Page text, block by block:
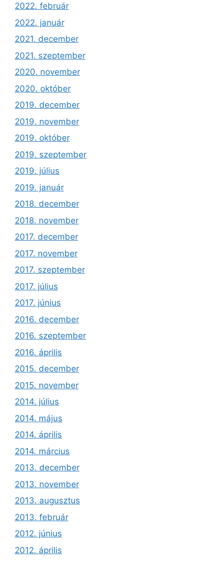
2022. február
2022. január
2021. december
2021. szeptember
2020. november
2020. október
2019. december
2019. november
2019. október
2019. szeptember
2019. július
2019. január
2018. december
2018. november
2017. december
2017. november
2017. szeptember
2017. július
2017. június
2016. december
2016. szeptember
2016. április
2015. december
2015. november
2014. július
2014. május
2014. április
2014. március
2013. december
2013. november
2013. augusztus
2013. február
2012. június
2012. április